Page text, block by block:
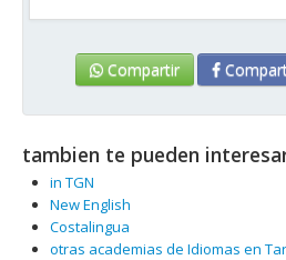
Compartir
tambien te pueden
in TGN
New English
Costalingua
otras academias de Idiomas en